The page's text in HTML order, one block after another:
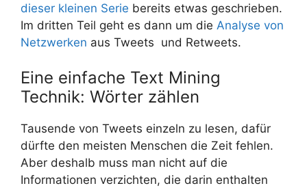
dieser kleinen Serie bereits etwas geschrieben.
Im dritten Teil geht es dann um die Analyse von
Netzwerken aus Tweets und Retweets.
Eine einfache Text Mining
Technik: Wörter zählen
Tausende von Tweets einzeln zu lesen, dafür
dürfte den meisten Menschen die Zeit fehlen.
Aber deshalb muss man nicht auf die
Informationen verzichten, die darin enthalten